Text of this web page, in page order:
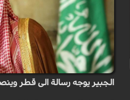
الجبير يوجه رسالة الى قطر